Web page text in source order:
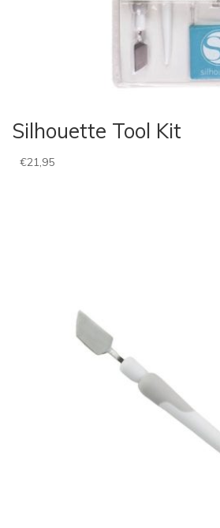
Silhouette Tool Kit
€21,95